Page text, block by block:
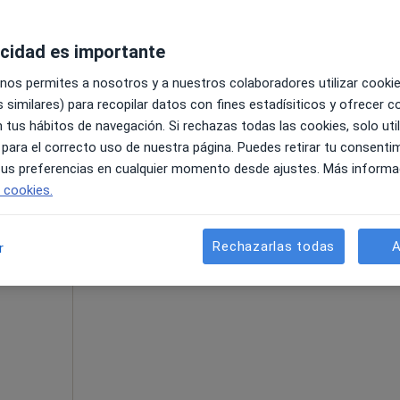
55 €
La reserva de cita online no está
Pedir una cita
es importante
permites a nosotros y a nuestros colaboradores utilizar
similares) para recopilar datos con fines estadísiticos y ofrecer
tus hábitos de navegación. Si rechazas todas las cookies, solo
el correcto uso de nuestra página. Puedes retirar tu
preferencias en cualquier momento desde ajustes. Más
Rechazarlas todas